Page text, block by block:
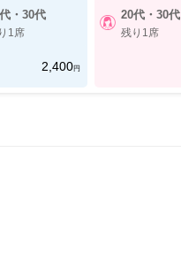
・30代
1席
2,400円
20代・30代
残り1席